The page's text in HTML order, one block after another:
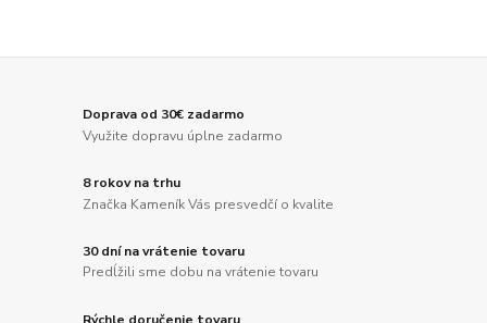
Doprava od 30€ zadarmo
Využite dopravu úplne zadarmo
8 rokov na trhu
Značka Kameník Vás presvedčí o kvalite
30 dní na vrátenie tovaru
Predĺžili sme dobu na vrátenie tovaru
Rýchle doručenie tovaru